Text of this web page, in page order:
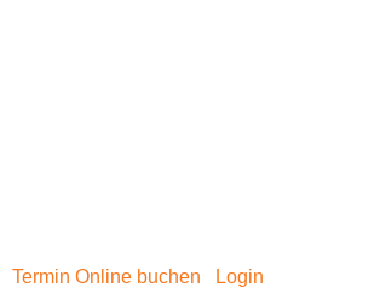
Termin Online buchen Login